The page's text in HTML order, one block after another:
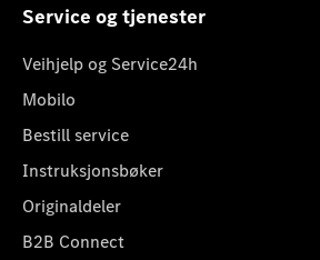
Service og tjenester
Veihjelp og Service24h
Mobilo
Bestill service
Instruksjonsbøker
Originaldeler
B2B Connect